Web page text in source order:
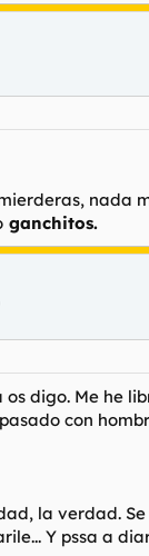
nada
ganchitos.
os digo. Me he
con
la verdad. Se
Y pssa a